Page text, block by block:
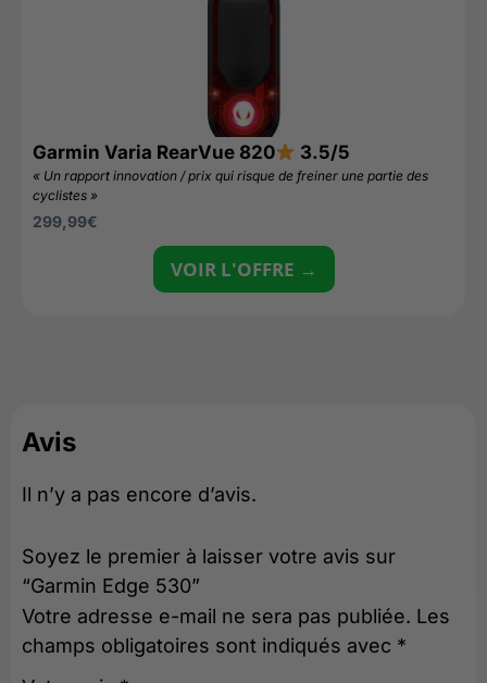
Garmin Varia RearVue 820 3.5/5
« Un rapport innovation / prix qui risque de freiner une partie des
cyclistes »
299,99€
VOIR L'OFFRE →
Avis
Il n’y a pas encore d’avis.
Soyez le premier à laisser votre avis sur
“Garmin Edge 530”
Votre adresse e-mail ne sera pas publiée. Les
champs obligatoires sont indiqués avec *